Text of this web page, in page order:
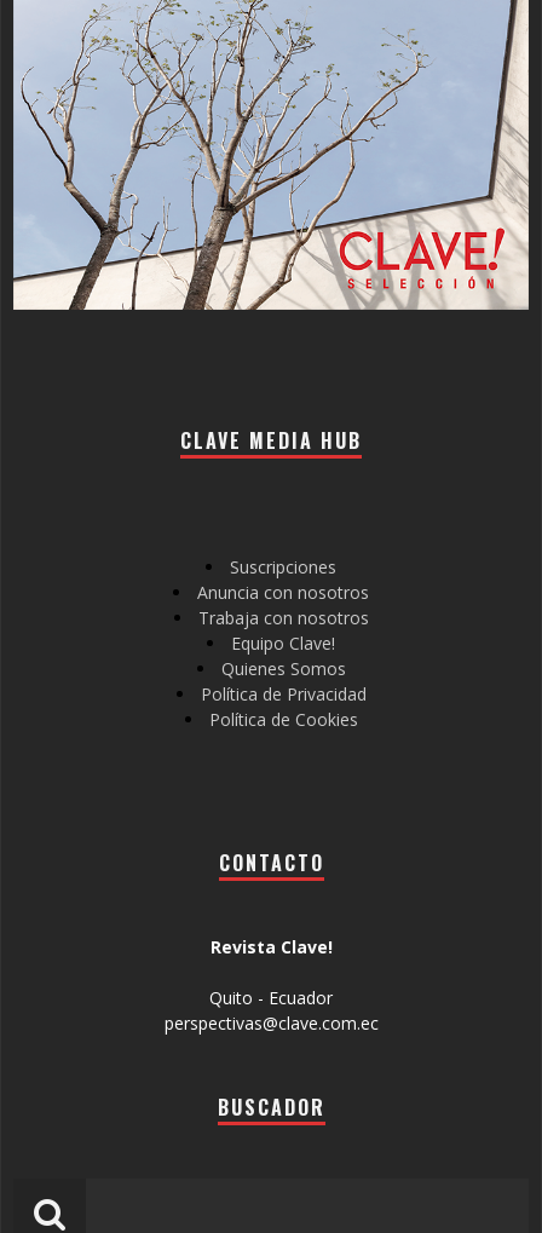
CLAVE MEDIA HUB
Suscripciones
Anuncia con nosotros
Trabaja con nosotros
Equipo Clave!
Quienes Somos
Política de Privacidad
Política de Cookies
CONTACTO
Revista Clave!
Quito - Ecuador
perspectivas@clave.com.ec
BUSCADOR